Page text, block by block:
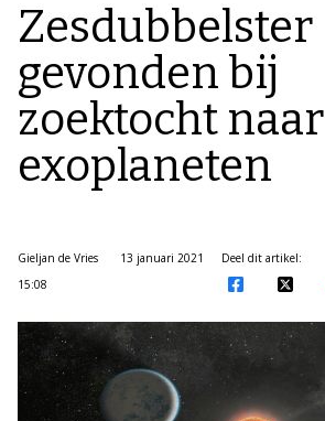
Zesdubbelster
gevonden bij
zoektocht naar
exoplaneten
Gieljan de Vries
13 januari 2021
15:08
Deel dit artikel: